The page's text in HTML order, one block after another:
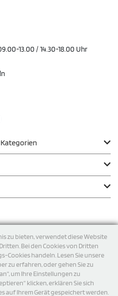
zu bieten, verwendet diese Website
Bei den Cookies von Dritten
Cookies handeln. Lesen Sie unsere
zu erfahren, oder gehen Sie zu
um Ihre Einstellungen zu
klicken, erklären Sie sich
auf Ihrem Gerät gespeichert werden.
13.00 / 14.30-18.00 Uhr